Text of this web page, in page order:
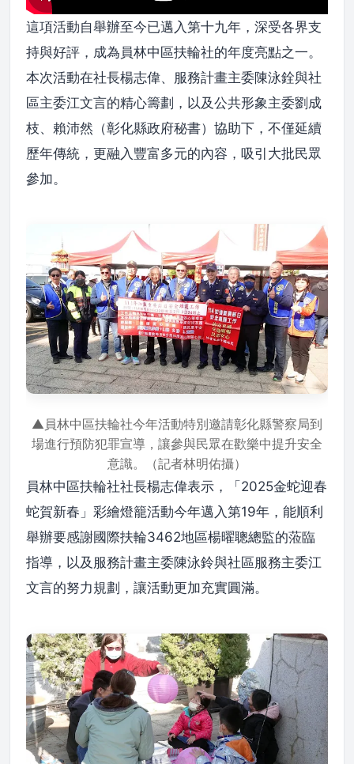
這項活動自舉辦至今已邁入第十九年，深受各界支
持與好評，成為員林中區扶輪社的年度亮點之一。
本次活動在社長楊志偉、服務計畫主委陳泳銓與社
區主委江文言的精心籌劃，以及公共形象主委劉成
枝、賴沛然（彰化縣政府秘書）協助下，不僅延續
歷年傳統，更融入豐富多元的內容，吸引大批民眾
參加。
▲員林中區扶輪社今年活動特別邀請彰化縣警察局到
場進行預防犯罪宣導，讓參與民眾在歡樂中提升安全
意識。（記者林明佑攝）
員林中區扶輪社社長楊志偉表示，「2025金蛇迎春
蛇賀新春」彩繪燈籠活動今年邁入第19年，能順利
舉辦要感謝國際扶輪3462地區楊曜聰總監的蒞臨
指導，以及服務計畫主委陳泳鈴與社區服務主委江
文言的努力規劃，讓活動更加充實圓滿。